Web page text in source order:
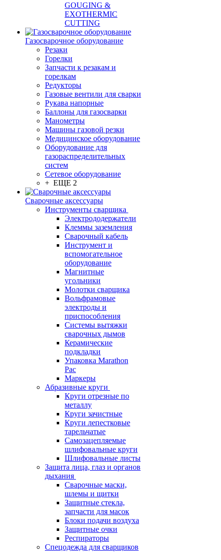
GOUGING &
EXOTHERMIC
CUTTING
Газосварочное оборудование
Резаки
Горелки
Запчасти к резакам и
горелкам
Редукторы
Газовые вентили для сварки
Рукава напорные
Баллоны для газосварки
Манометры
Машины газовой резки
Медицинское оборудование
Оборудование для
газораспределительных
систем
Сетевое оборудование
+ ЕЩЕ 2
Сварочные аксессуары
Инструменты сварщика
Электрододержатели
Клеммы заземления
Сварочный кабель
Инструмент и
вспомогательное
оборудование
Магнитные
угольники
Молотки сварщика
Вольфрамовые
электроды и
приспособления
Системы вытяжки
сварочных дымов
Керамические
подкладки
Упаковка Marathon
Pac
Маркеры
Абразивные круги
Круги отрезные по
металлу
Круги зачистные
Круги лепестковые
тарельчатые
Самозацепляемые
шлифовальные круги
Шлифовальные листы
Защита лица, глаз и органов
дыхания
Сварочные маски,
шлемы и щитки
Защитные стекла,
запчасти для масок
Блоки подачи воздуха
Защитные очки
Респираторы
Спецодежда для сварщиков